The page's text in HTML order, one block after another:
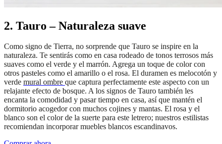
2. Tauro – Naturaleza suave
Como signo de Tierra, no sorprende que Tauro se inspire en la
naturaleza. Te sentirás como en casa rodeado de tonos terrosos más
suaves como el verde y el marrón. Agrega un toque de color con
otros pasteles como el amarillo o el rosa. El duramen es melocotón y
verde mural ombre que captura perfectamente este aspecto con un
relajante efecto de bosque. A los signos de Tauro también les
encanta la comodidad y pasar tiempo en casa, así que mantén el
dormitorio acogedor con muchos cojines y mantas. El rosa y el
blanco son el color de la suerte para este letrero; nuestros estilistas
recomiendan incorporar muebles blancos escandinavos.